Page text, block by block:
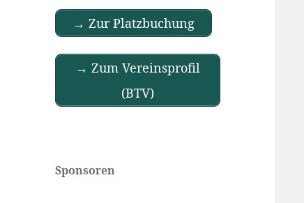
→ Zur Platzbuchung
→ Zum Vereinsprofil
(BTV)
Sponsoren